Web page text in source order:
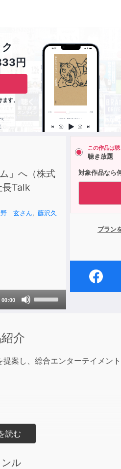
円
す。
」へ（株式
Talk
野 玄さん, 藤沢久
00:00
or
この作品は
聴き放題
対象作品なら
プラン
介
案し、総合エンターテイメン
ル